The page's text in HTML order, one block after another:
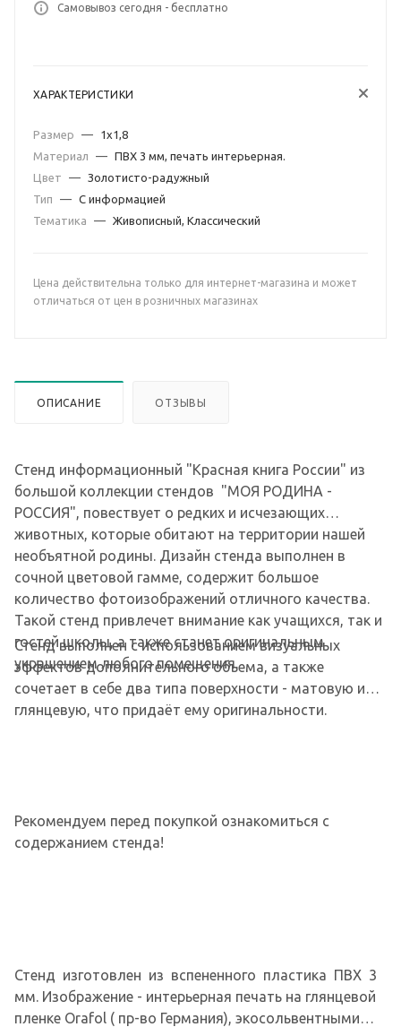
Самовывоз сегодня - бесплатно
ХАРАКТЕРИСТИКИ
Размер —
1х1,8
Материал
— ПВХ 3 мм, печать интерьерная.
Цвет
— Золотисто-радужный
Тип
— С информацией
Тематика
— Живописный, Классический
Цена действительна только для интернет-магазина и может
отличаться от цен в розничных магазинах
ОПИСАНИЕ ОТЗЫВЫ
Стенд информационный "Красная книга России" из
большой коллекции стендов "МОЯ РОДИНА -
РОССИЯ", повествует о редких и исчезающих
животных, которые обитают на территории нашей
необъятной родины. Дизайн стенда выполнен в
сочной цветовой гамме, содержит большое
количество фотоизображений отличного качества.
Такой стенд привлечет внимание как учащихся, так и
гостей школы, а также станет оригинальным
украшением любого помещения.
Стенд выполнен с использованием визуальных
эффектов дополнительного объема, а также
сочетает в себе два типа поверхности - матовую и
глянцевую, что придаёт ему оригинальности.
Рекомендуем перед покупкой ознакомиться с
содержанием стенда!
Стенд изготовлен из вспененного пластика ПВХ 3
мм. Изображение - интерьерная печать на глянцевой
пленке Orafol ( пр-во Германия), экосольвентными